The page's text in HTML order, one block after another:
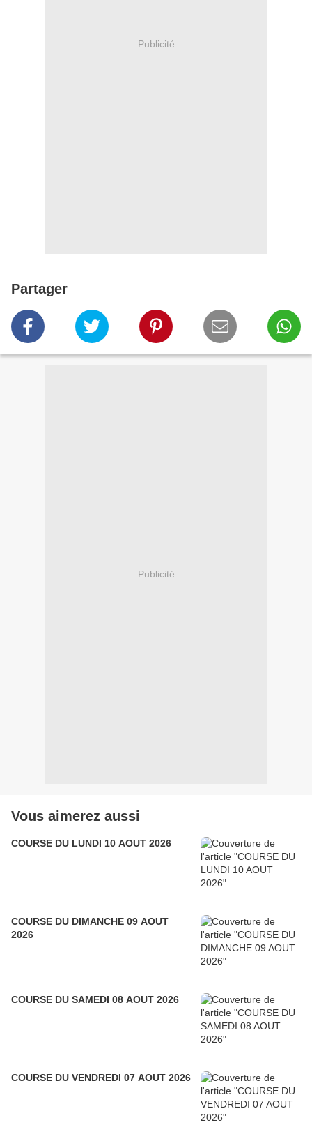
Publicité
Partager
Publicité
Vous aimerez aussi
COURSE DU LUNDI 10 AOUT 2026
COURSE DU DIMANCHE 09 AOUT
2026
COURSE DU SAMEDI 08 AOUT 2026
COURSE DU VENDREDI 07 AOUT 2026